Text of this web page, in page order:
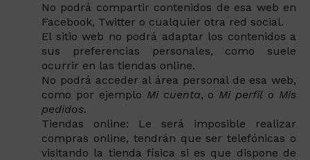
No podrá compartir contenidos de esa web en
Facebook, Twitter o cualquier otra red social.
El sitio web no podrá adaptar los contenidos a
sus preferencias personales, como suele
ocurrir en las tiendas online.
No podrá acceder al área personal de esa web,
como por ejemplo Mi cuenta, o Mi perfil o Mis
pedidos.
Tiendas online: Le será imposible realizar
compras online, tendrán que ser telefónicas o
visitando la tienda física si es que dispone de